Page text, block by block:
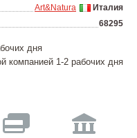
Италия
Art&Natura
68295
дня
компанией 1-2 рабочих дня